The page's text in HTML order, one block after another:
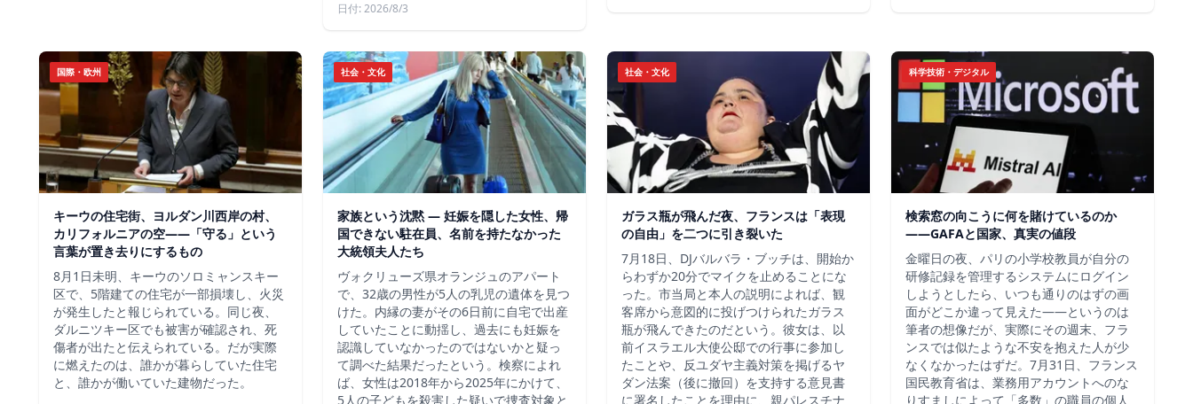
日付: 2026/8/3
国際・欧州
キーウの住宅街、ヨルダン川西岸の村、
カリフォルニアの空——「守る」という
言葉が置き去りにするもの
8月1日未明、キーウのソロミャンスキー
区で、5階建ての住宅が一部損壊し、火災
が発生したと報じられている。同じ夜、
ダルニツキー区でも被害が確認され、死
傷者が出たと伝えられている。だが実際
に燃えたのは、誰かが暮らしていた住宅
と、誰かが働いていた建物だった。
社会・文化
家族という沈黙 ― 妊娠を隠した女性、帰
国できない駐在員、名前を持たなかった
大統領夫人たち
ヴォクリューズ県オランジュのアパート
で、32歳の男性が5人の乳児の遺体を見つ
けた。内縁の妻がその6日前に自宅で出産
していたことに動揺し、過去にも妊娠を
認識していなかったのではないかと疑っ
て調べた結果だったという。検察によれ
ば、女性は2018年から2025年にかけて、
5人の子どもを殺害した疑いで捜査対象と
社会・文化
ガラス瓶が飛んだ夜、フランスは「表現
の自由」を二つに引き裂いた
7月18日、DJバルバラ・ブッチは、開始か
らわずか20分でマイクを止めることにな
った。市当局と本人の説明によれば、観
客席から意図的に投げつけられたガラス
瓶が飛んできたのだという。彼女は、以
前イスラエル大使公邸での行事に参加し
たことや、反ユダヤ主義対策を掲げるヤ
ダン法案（後に撤回）を支持する意見書
に署名したことを理由に、親パレスチナ
科学技術・デジタル
検索窓の向こうに何を賭けているのか
——GAFAと国家、真実の値段
金曜日の夜、パリの小学校教員が自分の
研修記録を管理するシステムにログイン
しようとしたら、いつも通りのはずの画
面がどこか違って見えた——というのは
筆者の想像だが、実際にその週末、フラ
ンスでは似たような不安を抱えた人が少
なくなかったはずだ。7月31日、フランス
国民教育省は、業務用アカウントへのな
りすましによって「多数」の職員の個人